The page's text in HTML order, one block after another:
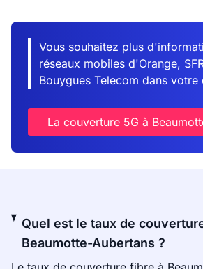
Vous souhaitez plus
réseaux mobiles d'Orange,
Bouygues Telecom dans votre
La couverture 5G à
Quel est le taux de
Beaumotte-Aubertans ?